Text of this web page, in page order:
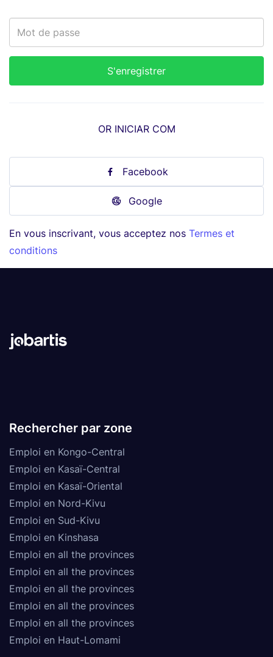
OR INICIAR COM
Facebook
Google
En vous inscrivant, vous acceptez nos Termes et
conditions
Rechercher par zone
Emploi en Kongo-Central
Emploi en Kasaï-Central
Emploi en Kasaï-Oriental
Emploi en Nord-Kivu
Emploi en Sud-Kivu
Emploi en Kinshasa
Emploi en all the provinces
Emploi en all the provinces
Emploi en all the provinces
Emploi en all the provinces
Emploi en all the provinces
Emploi en Haut-Lomami